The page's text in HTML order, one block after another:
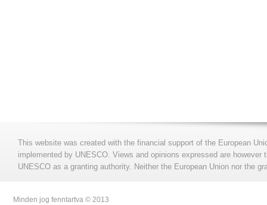
This website was created with the financial support of the European
implemented by UNESCO. Views and opinions expressed are
UNESCO as a granting authority. Neither the European Union nor the
Minden jog fenntartva © 2013